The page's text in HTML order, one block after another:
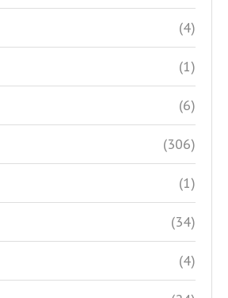
(4)
(1)
(6)
(306)
(1)
(34)
(4)